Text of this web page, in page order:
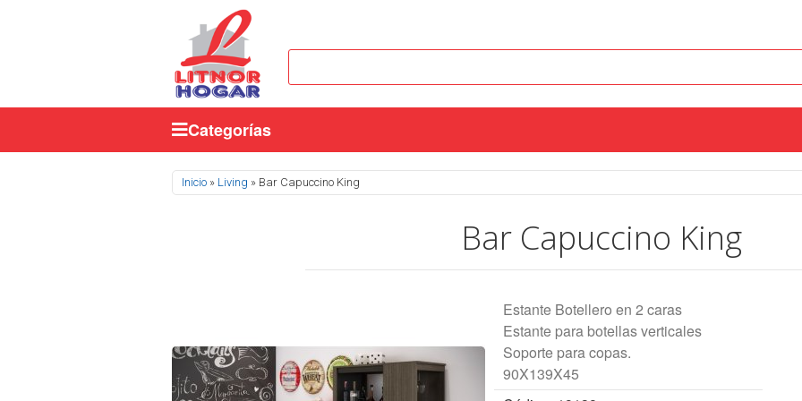
Categorías
Se encuentra usted aquí
Inicio » Living » Bar Capuccino King
Bar Capuccino King
Estante Botellero en 2 caras
Estante para botellas verticales
Soporte para copas.
90X139X45